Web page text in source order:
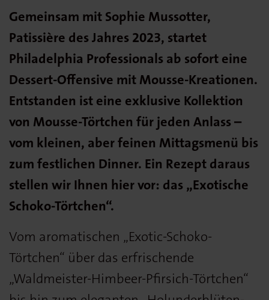
Gemeinsam mit Sophie Mussotter,
Patissière des Jahres 2023, startet
Philadelphia Professionals ab sofort eine
Dessert-Offensive mit Mousse-Kreationen.
Entstanden ist eine exklusive Kollektion
von Mousse-Törtchen für jeden Anlass –
vom kleinen, aber feinen Mittagsmenü bis
zum festlichen Dinner. Ein Rezept daraus
stellen wir Ihnen hier vor: das „Exotische
Schoko-Törtchen“.
Vom aromatischen „Exotic-Schoko-
Törtchen“ über das erfrischende
„Waldmeister-Himbeer-Pfirsich-Törtchen“